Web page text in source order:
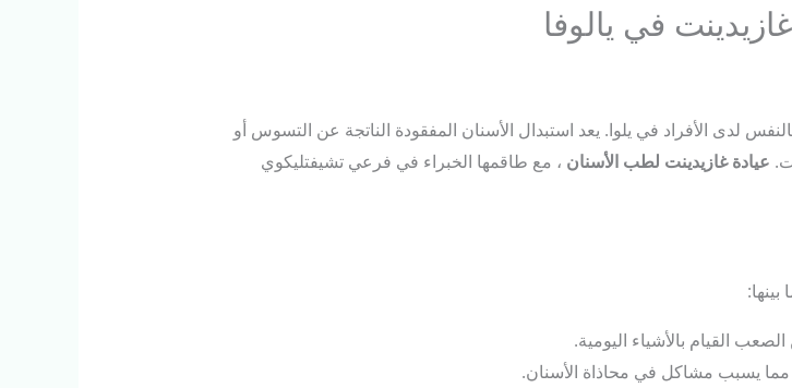
في يالوفا
لدى الأفراد في يلوا. يعد استبدال الأسنان المفقودة الناتجة عن التسوس أو
عيادة غازيدينت لطب الأسنان ، مع طاقمها الخبراء في فرعي تشيفتليكوي
القيام بالأشياء اليومية.
مما يسبب مشاكل في محاذاة الأسنان.